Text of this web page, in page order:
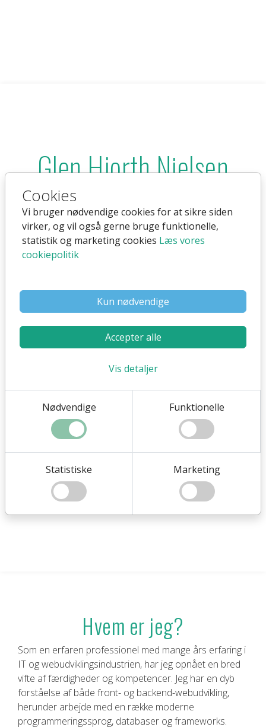
Cookies
Vi bruger nødvendige cookies for at sikre siden
virker, og vil også gerne bruge funktionelle,
statistik og marketing cookies Læs vores
cookiepolitik
Kun nødvendige
Accepter alle
Vis detaljer
Nødvendige Funktionelle
Statistiske Marketing
Glen Hjorth Nielsen
Partner & Full-stack developer
Glen varetager Front-end programmering og back-end
programmering i systemet. Glen er også partner.
+45 71 71 12 14
glen@flex4b.com
Hvem er jeg?
Som en erfaren professionel med mange års erfaring i
IT og webudviklingsindustrien, har jeg opnået en bred
vifte af færdigheder og kompetencer. Jeg har en dyb
forståelse af både front- og backend-webudvikling,
herunder arbejde med en række moderne
programmeringssprog, databaser og frameworks.